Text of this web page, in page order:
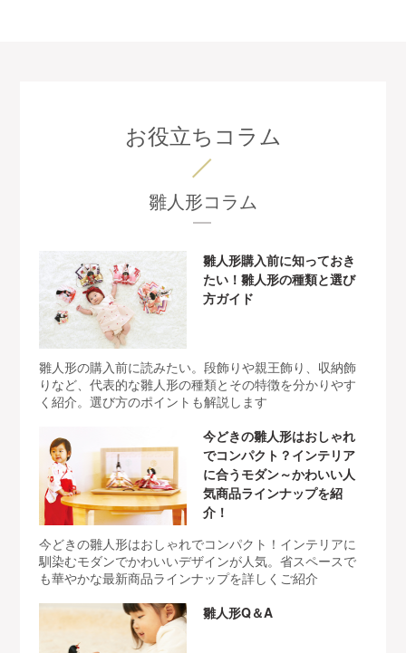
お役立ちコラム
雛人形コラム
雛人形購入前に知っておき
たい！雛人形の種類と選び
方ガイド
雛人形の購入前に読みたい。段飾りや親王飾り、収納飾
りなど、代表的な雛人形の種類とその特徴を分かりやす
く紹介。選び方のポイントも解説します
今どきの雛人形はおしゃれ
でコンパクト？インテリア
に合うモダン～かわいい人
気商品ラインナップを紹
介！
今どきの雛人形はおしゃれでコンパクト！インテリアに
馴染むモダンでかわいいデザインが人気。省スペースで
も華やかな最新商品ラインナップを詳しくご紹介
雛人形Q＆A